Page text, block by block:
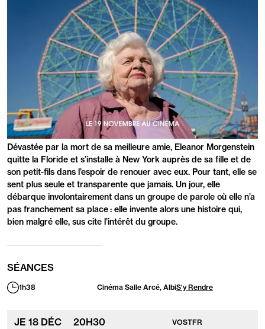
PRÉSENTATION
Dévastée par la mort de sa meilleure amie, Eleanor Morgenstein
quitte la Floride et s’installe à New York auprès de sa fille et de
son petit-fils dans l’espoir de renouer avec eux. Pour tant, elle se
sent plus seule et transparente que jamais. Un jour, elle
débarque involontairement dans un groupe de parole où elle n’a
pas franchement sa place : elle invente alors une histoire qui,
bien malgré elle, sus cite l’intérêt du groupe.
SÉANCES
Durée1h38 Cinéma Salle Arcé, AlbiS'y Rendre
JE 18 DÉC 20H30 VOSTFR